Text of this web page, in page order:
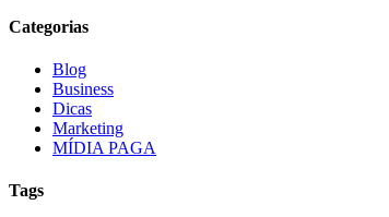
Categorias
Blog
Business
Dicas
Marketing
MÍDIA PAGA
Tags